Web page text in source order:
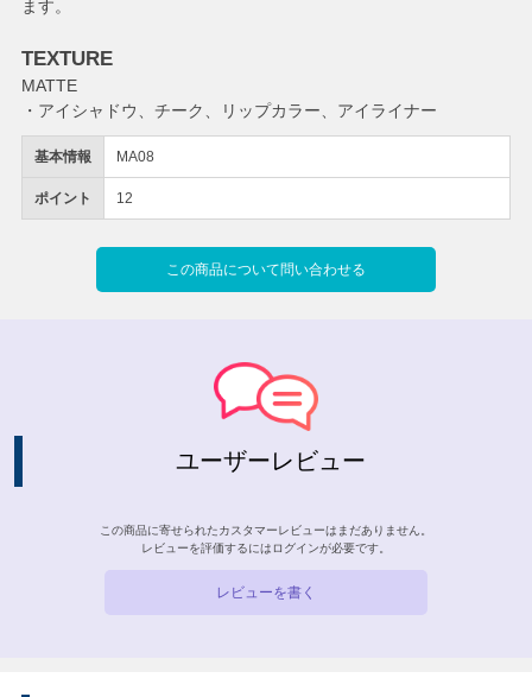
基本情報 MA08
ポイント 12
この商品について問い合わせる
ます。
TEXTURE
MATTE
・アイシャドウ、チーク、リップカラー、アイライナー
ユーザーレビュー
この商品に寄せられたカスタマーレビューはまだありません。
レビューを評価するには ログインが必要です。
レビューを書く